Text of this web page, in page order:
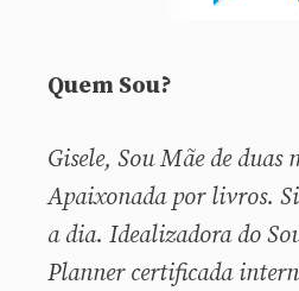
Quem Sou?
Gisele, Sou Mãe de duas
Apaixonada por livros.
a dia. Idealizadora do
Planner certificada